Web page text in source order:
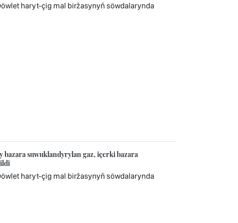
haryt-çig mal biržasynyň söwdalarynda
suwuklandyrylan gaz, içerki bazara
haryt-çig mal biržasynyň söwdalarynda